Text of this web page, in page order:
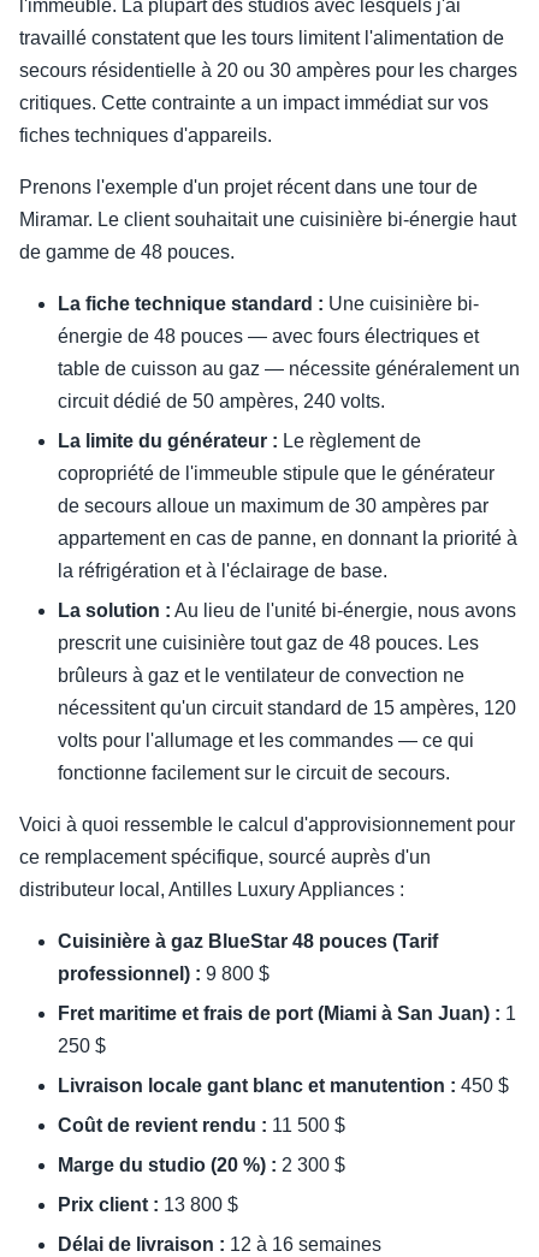
l'immeuble. La plupart des studios avec lesquels j'ai
travaillé constatent que les tours limitent l'alimentation de
secours résidentielle à 20 ou 30 ampères pour les charges
critiques. Cette contrainte a un impact immédiat sur vos
fiches techniques d'appareils.
Prenons l'exemple d'un projet récent dans une tour de
Miramar. Le client souhaitait une cuisinière bi-énergie haut
de gamme de 48 pouces.
La fiche technique standard : Une cuisinière bi-
énergie de 48 pouces — avec fours électriques et
table de cuisson au gaz — nécessite généralement un
circuit dédié de 50 ampères, 240 volts.
La limite du générateur : Le règlement de
copropriété de l'immeuble stipule que le générateur
de secours alloue un maximum de 30 ampères par
appartement en cas de panne, en donnant la priorité à
la réfrigération et à l'éclairage de base.
La solution : Au lieu de l'unité bi-énergie, nous avons
prescrit une cuisinière tout gaz de 48 pouces. Les
brûleurs à gaz et le ventilateur de convection ne
nécessitent qu'un circuit standard de 15 ampères, 120
volts pour l'allumage et les commandes — ce qui
fonctionne facilement sur le circuit de secours.
Voici à quoi ressemble le calcul d'approvisionnement pour
ce remplacement spécifique, sourcé auprès d'un
distributeur local, Antilles Luxury Appliances :
Cuisinière à gaz BlueStar 48 pouces (Tarif
professionnel) : 9 800 $
Fret maritime et frais de port (Miami à San Juan) : 1
250 $
Livraison locale gant blanc et manutention : 450 $
Coût de revient rendu : 11 500 $
Marge du studio (20 %) : 2 300 $
Prix client : 13 800 $
Délai de livraison : 12 à 16 semaines